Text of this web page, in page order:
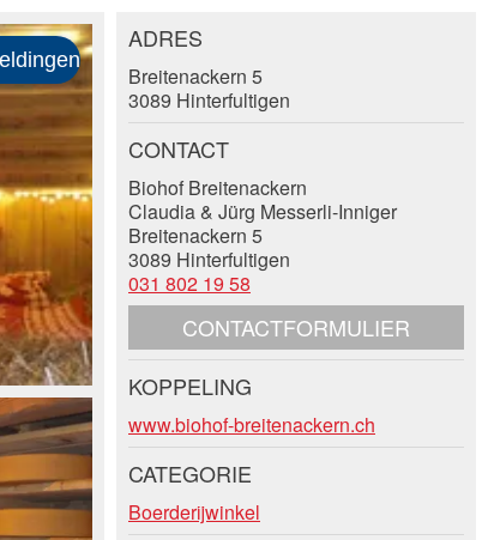
ADRES
Breitenackern 5
3089 Hinterfultigen
CONTACT
Biohof Breitenackern
Claudia & Jürg Messerli-Inniger
Breitenackern 5
3089 Hinterfultigen
031 802 19 58
CONTACTFORMULIER
KOPPELING
www.biohof-breitenackern.ch
CATEGORIE
Boerderijwinkel